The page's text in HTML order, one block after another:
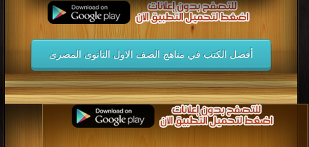
أفضل الكتب في مناهج الصف الاول الثانوى المصرى